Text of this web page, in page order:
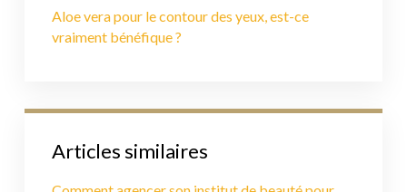
Aloe vera pour le contour des yeux, est-ce
vraiment bénéfique ?
Articles similaires